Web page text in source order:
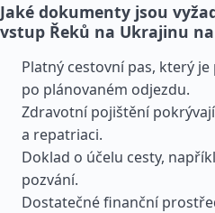
Jaké dokumenty jsou
vstup Řeků na Ukrajinu na
Platný cestovní pas, který
po plánovaném odjezdu.
Zdravotní pojištění
a repatriaci.
Doklad o účelu cesty,
pozvání.
Dostatečné finanční